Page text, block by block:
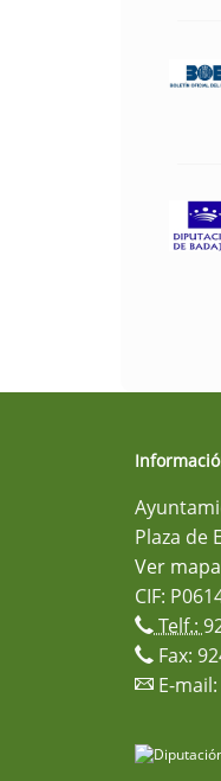
Plaza de
Ver mapa
CIF:
Telf.:
Fax:
E-mail: